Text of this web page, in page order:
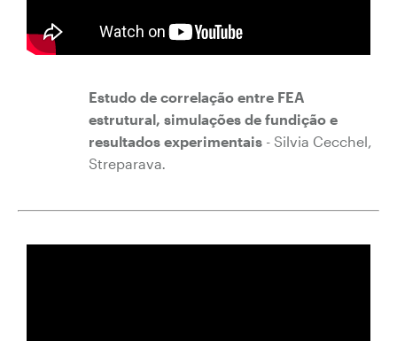
Estudo de correlação entre FEA
estrutural, simulações de fundição e
resultados experimentais - Silvia Cecchel,
Streparava.